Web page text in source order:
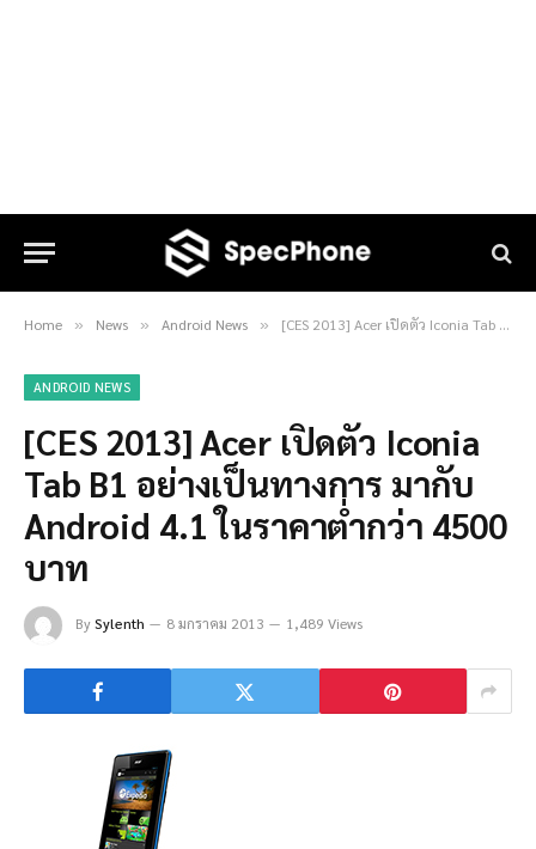
Home » News » Android News » [CES 2013] Acer เปิดตัว Iconia Tab B1 อย่างเป็นทางการ มากับ Android 4.1 ในราคาต่ำกว่า 4500 บาท
ANDROID NEWS
[CES 2013] Acer เปิดตัว Iconia
Tab B1 อย่างเป็นทางการ มากับ
Android 4.1 ในราคาต่ำกว่า 4500
บาท
BySylenth 8 มกราคม 2013 1,489 Views